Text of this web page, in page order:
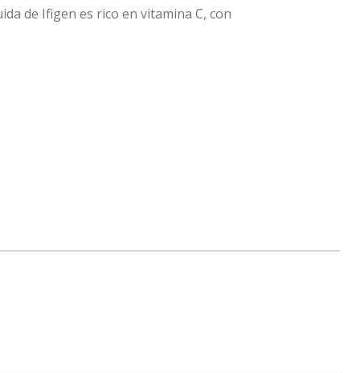
de Ifigen es rico en vitamina C, con